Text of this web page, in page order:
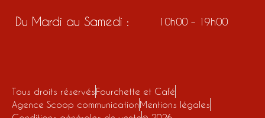
Du Mardi au Samedi : 10h00 – 19h00
Tous droits réservésFourchette et Café
Agence Scoop communicationMentions légales